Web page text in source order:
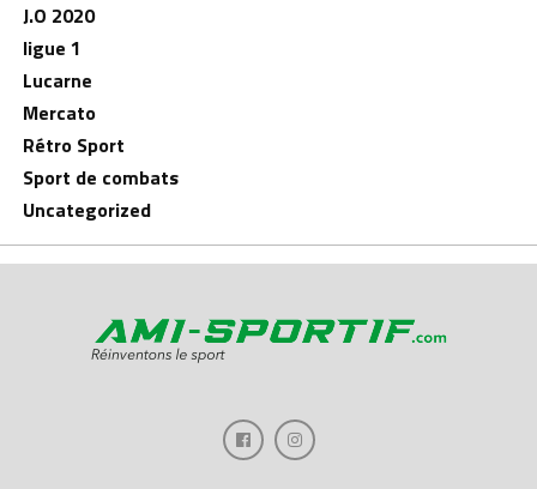
J.O 2020
ligue 1
Lucarne
Mercato
Rétro Sport
Sport de combats
Uncategorized